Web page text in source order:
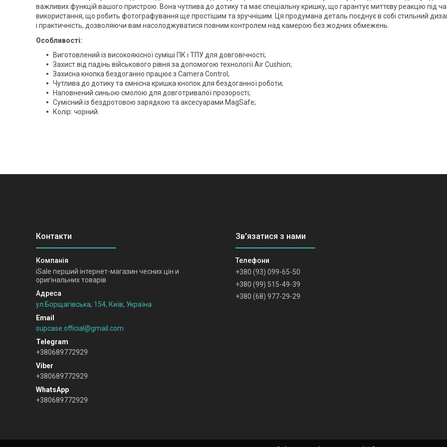
важливих функцій вашого пристрою. Вона чутлива до дотику та має спеціальну кришку, що гарантує миттєву реакцію під
використання, що робить фотографування ще простішим та зручнішим. Ця продумана деталь поєднує в собі стильний
і практичність, дозволяючи вам насолоджуватися повним контролем над камерою без жодних обмежень.
Особливості:
Виготовлений із високоякісної суміші ПК і ТПУ для довговічності;
Захист від падінь військового рівня за допомогою технології Air Cushion;
Захисна кнопка бездоганно працює з Camera Control;
Чутлива до дотику та ємнісна кришка кнопок для бездоганної роботи;
Наповнений синьою смолою для довготривалої прозорості;
Сумісний із бездротовою зарядкою та аксесуарами MagSafe;
Колір: чорний.
iSale перший інтернет-магазин чесних цін и
оригінальних товарів
ул.Борщагівська, 154, Київ, Україна
supcase.official@gmail.com
+380689772929
+380689772929
+380689772929
+380 (93) 099-65-50
+380 (99) 515-49-39
+380 (68) 977-29-29